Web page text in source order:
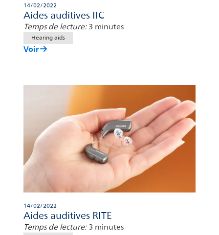
14/02/2022
Aides auditives IIC
Temps de lecture:3 minutes
Hearing aids
Voir
14/02/2022
Aides auditives RITE
Temps de lecture:3 minutes